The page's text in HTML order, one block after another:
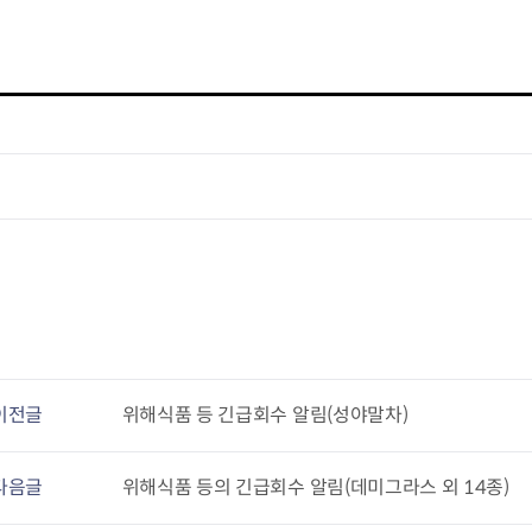
전글 위해식품 등 긴급회수 알림(성야말차)
음글 위해식품 등의 긴급회수 알림(데미그라스 외 14종)